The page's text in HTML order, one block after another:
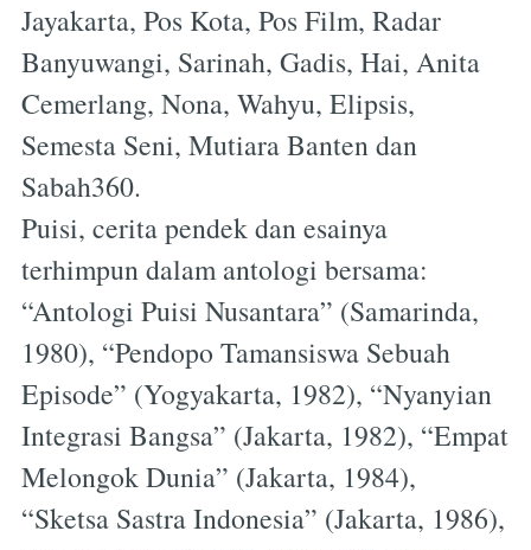
Jayakarta, Pos Kota, Pos Film, Radar
Banyuwangi, Sarinah, Gadis, Hai, Anita
Cemerlang, Nona, Wahyu, Elipsis,
Semesta Seni, Mutiara Banten dan
Sabah360.
Puisi, cerita pendek dan esainya
terhimpun dalam antologi bersama:
“Antologi Puisi Nusantara” (Samarinda,
1980), “Pendopo Tamansiswa Sebuah
Episode” (Yogyakarta, 1982), “Nyanyian
Integrasi Bangsa” (Jakarta, 1982), “Empat
Melongok Dunia” (Jakarta, 1984),
“Sketsa Sastra Indonesia” (Jakarta, 1986),